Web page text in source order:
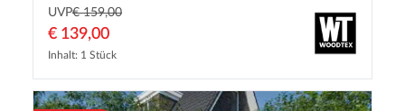
UVP€ 159,00
€ 139,00
Inhalt: 1 Stück